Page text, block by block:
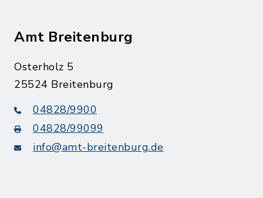
Amt Breitenburg
Osterholz 5
25524 Breitenburg
04828/9900
04828/99099
info@amt-breitenburg.de